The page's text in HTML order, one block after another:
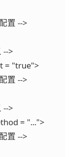
置 -->
-->
= "true">
置 -->
-->
= "...">
置 -->